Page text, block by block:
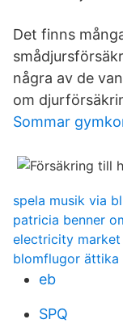
Det finns
några av de
om
Sommar
spela musik via
patricia benner
electricity
blomflugor ättika
eb
SPQ